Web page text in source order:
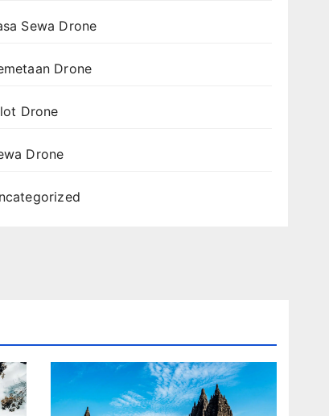
Sewa Drone
Drone
Drone
Drone